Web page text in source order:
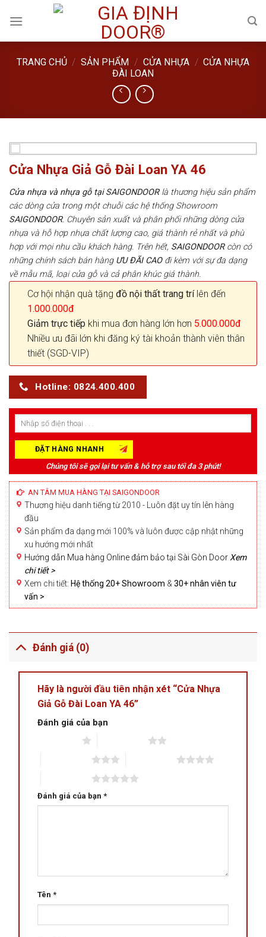
TRANG CHỦ / SẢN PHẨM / CỬA NHỰA / CỬA NHỰA
ĐÀI LOAN
Cửa Nhựa Giả Gỗ Đài Loan YA 46
Cửa nhựa và nhựa gỗ tại SAIGONDOORlà thương hiệu sản phẩm
các dòng cửa trong một chuỗi các hệ thống Showroom
SAIGONDOOR. Chuyên sản xuất và phân phối những dòng cửa
nhựa và hỗ hợp nhựa chất lượng cao, giá thành rẻ nhất và phù
hợp với mọi nhu cầu khách hàng. Trên hết, SAIGONDOORcòn có
những chính sách bán hàng ƯU ĐÃI CAO đi kèm với sự đa dạng
về mẫu mã, loại cửa gỗ và cả phân khúc giá thành.
Cơ hội nhận quà tặng đồ nội thất trang trílên đến
1.000.000đ
Giảm trực tiếp khi mua đơn hàng lớn hơn 5.000.000đ
Nhiều ưu đãi lớn khi đăng ký tài khoản thành viên thân
thiết (SGD-VIP)
Hotline: 0824.400.400
Chúng tôi sẽ gọi lại tư vấn & hỗ trợ sau tối đa 3 phút!
AN TÂM MUA HÀNG TẠI SAIGONDOOR
Thương hiệu danh tiếng từ 2010 - Luôn đặt uy tín lên hàng
đầu
Sản phẩm đa dạng mới 100% và luôn được cập nhật những
xu hướng mới nhất
Hướng dẫn Mua hàng Online đảm bảo tại Sài Gòn Door Xem
chi tiết >
Xem chi tiết: Hệ thống 20+ Showroom & 30+ nhân viên tư
vấn >
Đánh giá (0)
Hãy là người đầu tiên nhận xét “Cửa Nhựa
Giả Gỗ Đài Loan YA 46”
Đánh giá của bạn
Đánh giá của bạn *
Tên *